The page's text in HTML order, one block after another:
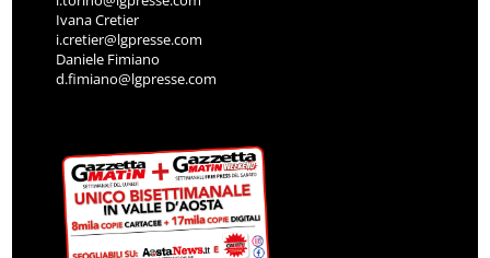
Ivana Cretier
i.cretier@lgpresse.com
Daniele Fimiano
d.fimiano@lgpresse.com